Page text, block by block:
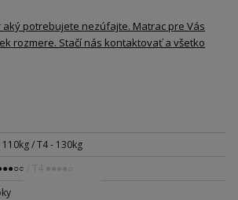
potrebujete nezúfajte. Matrac pre Vás
rozmere. Stačí nás kontaktovať a všetko
110kg / T4 - 130kg
/ T4 ●●●●○